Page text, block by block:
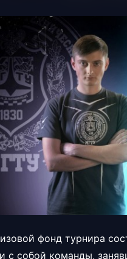
фонд турнира
с собой команды,